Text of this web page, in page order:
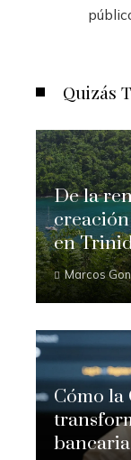
Quizás
De la
en
Marcos
Cómo la